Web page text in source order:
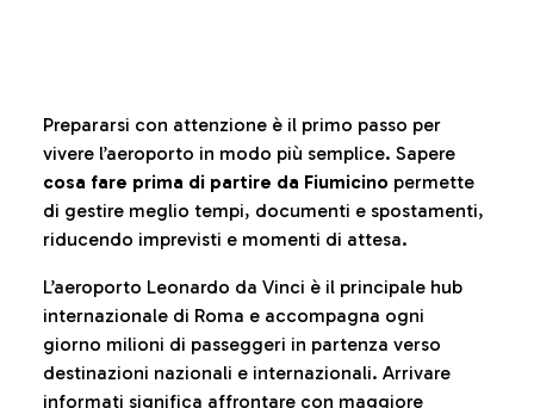
Prepararsi con attenzione è il primo passo per
vivere l’aeroporto in modo più semplice. Sapere
cosa fare prima di partire da Fiumicino permette
di gestire meglio tempi, documenti e spostamenti,
riducendo imprevisti e momenti di attesa.
L’aeroporto Leonardo da Vinci è il principale hub
internazionale di Roma e accompagna ogni
giorno milioni di passeggeri in partenza verso
destinazioni nazionali e internazionali. Arrivare
informati significa affrontare con maggiore